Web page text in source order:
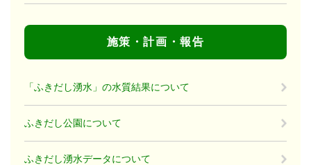
施策・計画・報告
「ふきだし湧水」の水質結果について
ふきだし公園について
ふきだし湧水データについて